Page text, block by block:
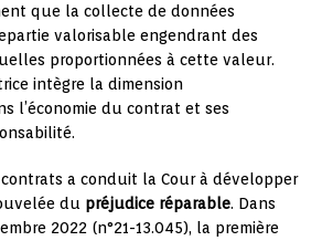
que la collecte de données
valorisable engendrant des
proportionnées à cette valeur.
intègre la dimension
l’économie du contrat et ses
a conduit la Cour à développer
du préjudice réparable. Dans
2022 (n°21-13.045), la première